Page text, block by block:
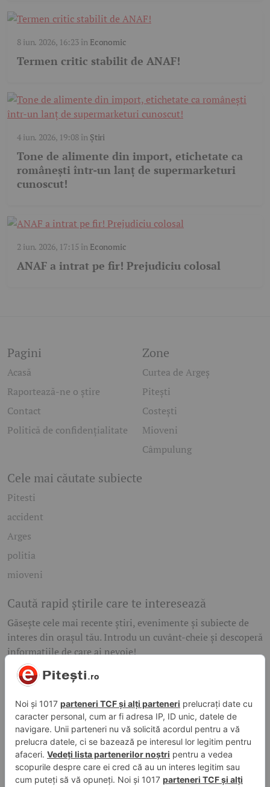
8 iun. 2026, 16:23în Economic
Termen critic stabilit de ANAF!
4 iun. 2026, 19:08în Știri
Tone de alimente din import, etichetate ca
românești într-un lanț de supermarketuri
cunoscut!
2 iun. 2026, 17:15 în Economic
ANAF a intrat pe fir! Prejudiciu colosal
Pagini
Acasă
Raportează-ne o știre
Contact
Politică de confidențialitate
Zone
Curtea de Argeș
Pitești
Costești
Mioveni
Câmpulung
Cele mai căutate subiecte
Pitesti
accident
Arges
politia
mioveni
Caută rapid știrile care te interesează
Găsește cele mai recente știri, evenimente și subiecte de
interes din orașul tău. Introdu un cuvânt-cheie și descoperă
informațiile de care ai nevoie!
Caută
© 2026 ePitesti.ro | Toate drepturile rezervate. | Site
administrat deWebFixer.ro